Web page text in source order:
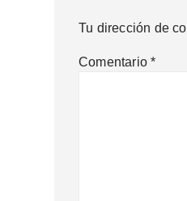
Tu dirección de
Comentario*